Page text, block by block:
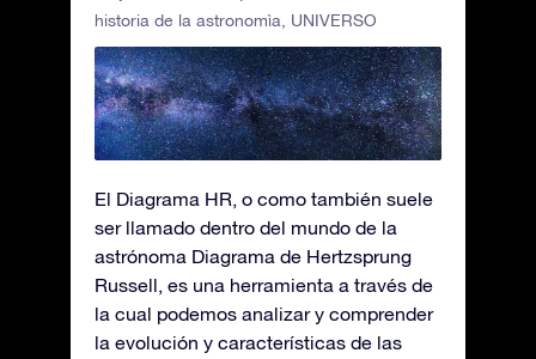
historia de la astronomìa
UNIVERSO
El Diagrama HR, o como también suele
ser llamado dentro del mundo de la
astrónoma Diagrama de Hertzsprung
Russell, es una herramienta a través de
la cual podemos analizar y comprender
la evolución y características de las